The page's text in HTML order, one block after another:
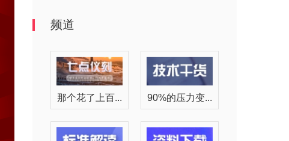
频道
那个花了上百... 90%的压力变...